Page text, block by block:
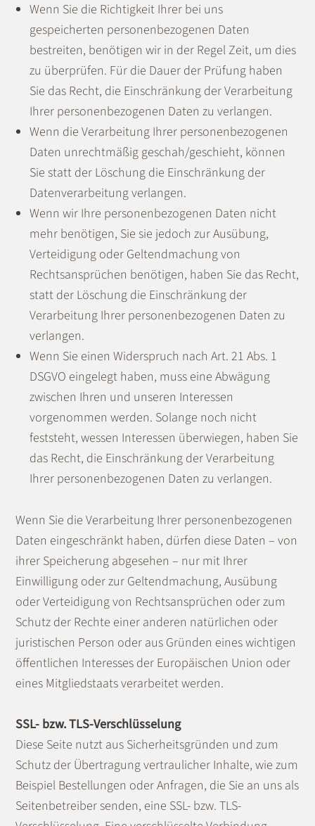
Wenn Sie die Richtigkeit Ihrer bei uns
gespeicherten personenbezogenen Daten
bestreiten, benötigen wir in der Regel Zeit, um dies
zu überprüfen. Für die Dauer der Prüfung haben
Sie das Recht, die Einschränkung der Verarbeitung
Ihrer personenbezogenen Daten zu verlangen.
Wenn die Verarbeitung Ihrer personenbezogenen
Daten unrechtmäßig geschah/geschieht, können
Sie statt der Löschung die Einschränkung der
Datenverarbeitung verlangen.
Wenn wir Ihre personenbezogenen Daten nicht
mehr benötigen, Sie sie jedoch zur Ausübung,
Verteidigung oder Geltendmachung von
Rechtsansprüchen benötigen, haben Sie das Recht,
statt der Löschung die Einschränkung der
Verarbeitung Ihrer personenbezogenen Daten zu
verlangen.
Wenn Sie einen Widerspruch nach Art. 21 Abs. 1
DSGVO eingelegt haben, muss eine Abwägung
zwischen Ihren und unseren Interessen
vorgenommen werden. Solange noch nicht
feststeht, wessen Interessen überwiegen, haben Sie
das Recht, die Einschränkung der Verarbeitung
Ihrer personenbezogenen Daten zu verlangen.
Wenn Sie die Verarbeitung Ihrer personenbezogenen
Daten eingeschränkt haben, dürfen diese Daten – von
ihrer Speicherung abgesehen – nur mit Ihrer
Einwilligung oder zur Geltendmachung, Ausübung
oder Verteidigung von Rechtsansprüchen oder zum
Schutz der Rechte einer anderen natürlichen oder
juristischen Person oder aus Gründen eines wichtigen
öffentlichen Interesses der Europäischen Union oder
eines Mitgliedstaats verarbeitet werden.
SSL- bzw. TLS-Verschlüsselung
Diese Seite nutzt aus Sicherheitsgründen und zum
Schutz der Übertragung vertraulicher Inhalte, wie zum
Beispiel Bestellungen oder Anfragen, die Sie an uns als
Seitenbetreiber senden, eine SSL- bzw. TLS-